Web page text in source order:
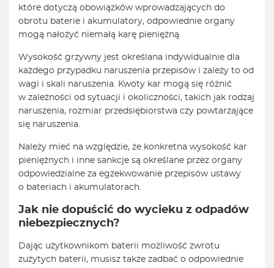
które dotyczą obowiązków wprowadzających do
obrotu baterie i akumulatory, odpowiednie organy
mogą nałożyć niemałą karę pieniężną.
Wysokość grzywny jest określana indywidualnie dla
każdego przypadku naruszenia przepisów i zależy to od
wagi i skali naruszenia. Kwoty kar mogą się różnić
w zależności od sytuacji i okoliczności, takich jak rodzaj
naruszenia, rozmiar przedsiębiorstwa czy powtarzające
się naruszenia.
Należy mieć na względzie, że konkretna wysokość kar
pieniężnych i inne sankcje są określane przez organy
odpowiedzialne za egzekwowanie przepisów ustawy
o bateriach i akumulatorach.
Jak nie dopuścić do wycieku z odpadów
niebezpiecznych?
Dając użytkownikom baterii możliwość zwrotu
zużytych baterii, musisz także zadbać o odpowiednie